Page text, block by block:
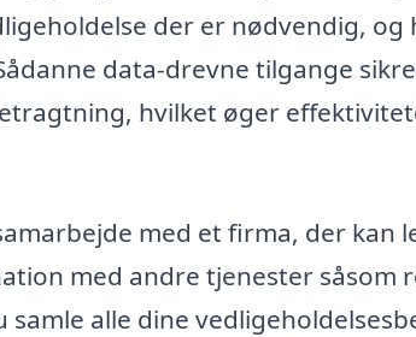
der er nødvendig, og
data-drevne tilgange
hvilket øger
med et firma, der kan
med andre tjenester
samle alle dine